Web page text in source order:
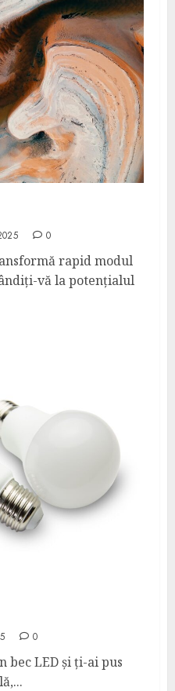
0
rapid modul
vă la potențialul
0
bec LED și ți-ai pus